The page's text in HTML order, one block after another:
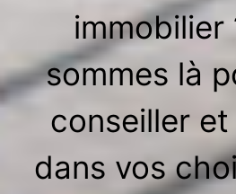
immobilier
sommes là
conseiller
dans vos